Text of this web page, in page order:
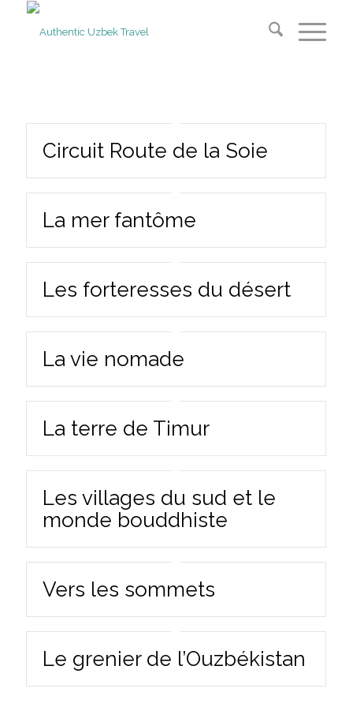
Circuit Route de la Soie
La mer fantôme
Les forteresses du désert
La vie nomade
La terre de Timur
Les villages du sud et le
monde bouddhiste
Vers les sommets
Le grenier de l’Ouzbékistan